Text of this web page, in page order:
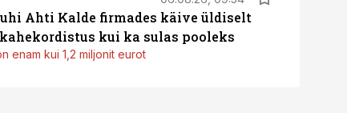
Ahti Kalde firmades käive üldiselt
kui ka sulas pooleks
enam kui 1,2 miljonit eurot